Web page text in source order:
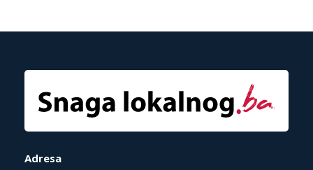
Adresa